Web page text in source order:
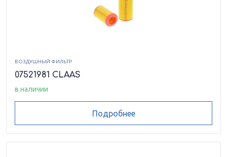
ВОЗДУШНЫЙ ФИЛЬТР
07521981 CLAAS
в наличии
Подробнее